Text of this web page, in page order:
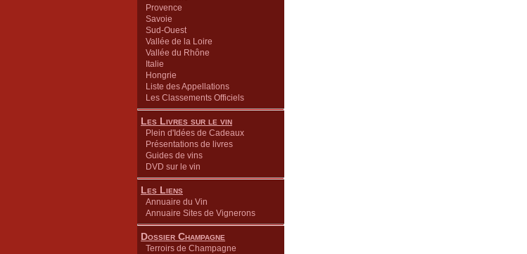
Provence
Savoie
Sud-Ouest
Vallée de la Loire
Vallée du Rhône
Italie
Hongrie
Liste des Appellations
Les Classements Officiels
Les Livres sur le vin
Plein d'Idées de Cadeaux
Présentations de livres
Guides de vins
DVD sur le vin
Les Liens
Annuaire du Vin
Annuaire Sites de Vignerons
Dossier Champagne
Terroirs de Champagne